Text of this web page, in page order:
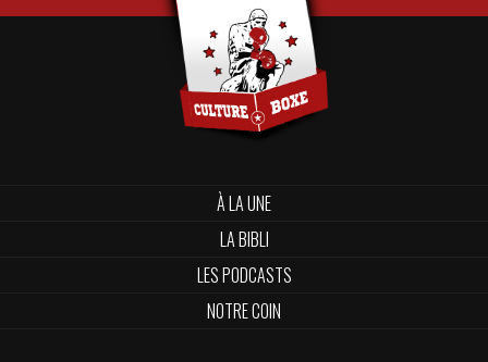
À LA UNE
LA BIBLI
LES PODCASTS
NOTRE COIN